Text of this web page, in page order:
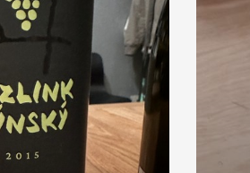
Napa
Port